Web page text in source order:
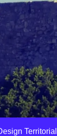
Territorial